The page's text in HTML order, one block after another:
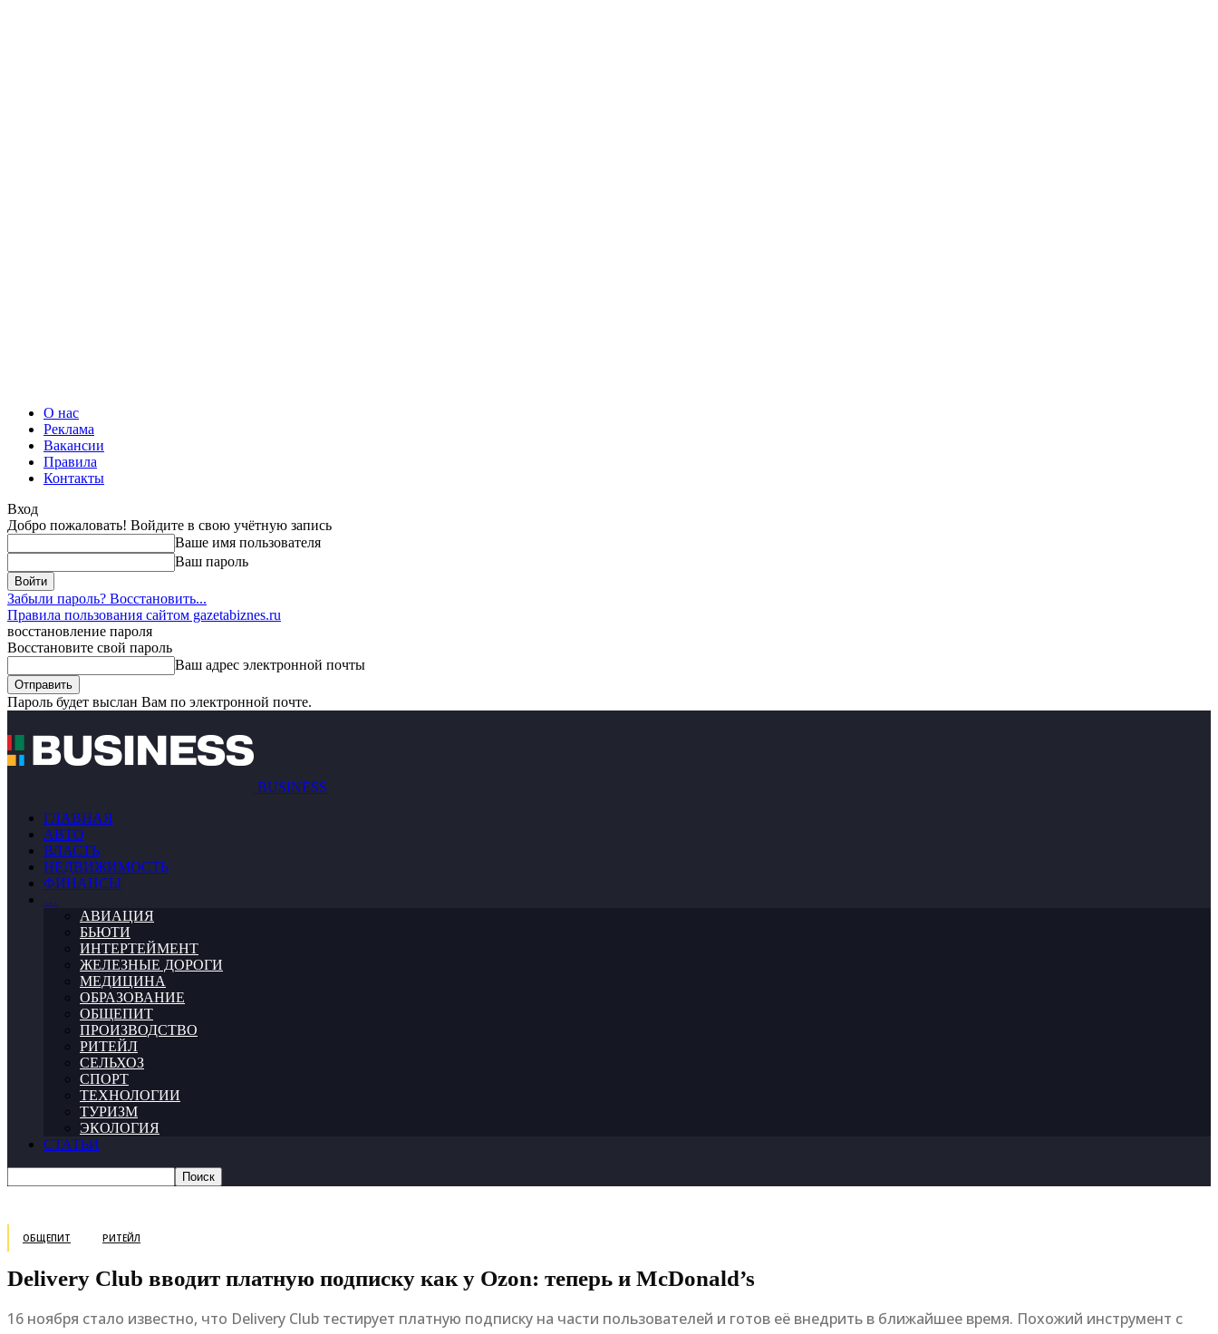
О нас
Реклама
Вакансии
Правила
Контакты
Вход
Добро пожаловать! Войдите в свою учётную запись
Ваше имя пользователя
Ваш пароль
Забыли пароль? Восстановить...
Правила пользования сайтом gazetabiznes.ru
восстановление пароля
Восстановите свой пароль
Ваш адрес электронной почты
Пароль будет выслан Вам по электронной почте.
BUSINESS
ГЛАВНАЯ
АВТО
ВЛАСТЬ
НЕДВИЖИМОСТЬ
ФИНАНСЫ
…
АВИАЦИЯ
БЬЮТИ
ИНТЕРТЕЙМЕНТ
ЖЕЛЕЗНЫЕ ДОРОГИ
МЕДИЦИНА
ОБРАЗОВАНИЕ
ОБЩЕПИТ
ПРОИЗВОДСТВО
РИТЕЙЛ
СЕЛЬХОЗ
СПОРТ
ТЕХНОЛОГИИ
ТУРИЗМ
ЭКОЛОГИЯ
СТАТЬИ
ОБЩЕПИТ РИТЕЙЛ
Delivery Club вводит платную подписку как у Ozon: теперь и McDonald’s
16 ноября стало известно, что Delivery Club тестирует платную подписку на части пользователей и готов её внедрить в ближайшее время. Похожий инструмент с